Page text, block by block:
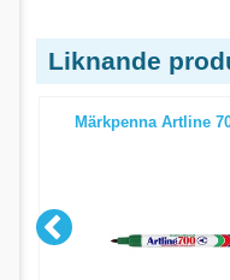
Liknande
Märkpenna Artline